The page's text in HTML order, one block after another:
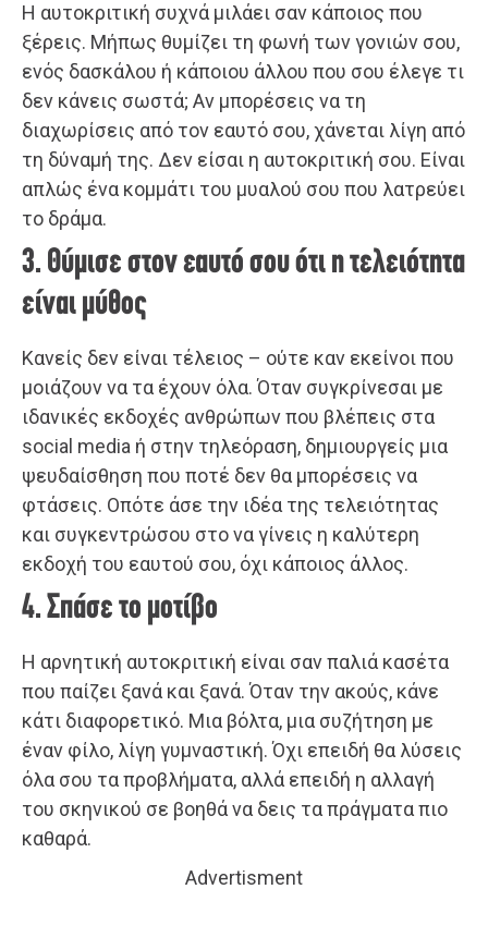
Η αυτοκριτική συχνά μιλάει σαν κάποιος που
ξέρεις. Μήπως θυμίζει τη φωνή των γονιών σου,
ενός δασκάλου ή κάποιου άλλου που σου έλεγε τι
δεν κάνεις σωστά; Αν μπορέσεις να τη
διαχωρίσεις από τον εαυτό σου, χάνεται λίγη από
τη δύναμή της. Δεν είσαι η αυτοκριτική σου. Είναι
απλώς ένα κομμάτι του μυαλού σου που λατρεύει
το δράμα.
3. Θύμισε στον εαυτό σου ότι η τελειότητα
είναι μύθος
Κανείς δεν είναι τέλειος – ούτε καν εκείνοι που
μοιάζουν να τα έχουν όλα. Όταν συγκρίνεσαι με
ιδανικές εκδοχές ανθρώπων που βλέπεις στα
social media ή στην τηλεόραση, δημιουργείς μια
ψευδαίσθηση που ποτέ δεν θα μπορέσεις να
φτάσεις. Οπότε άσε την ιδέα της τελειότητας
και συγκεντρώσου στο να γίνεις η καλύτερη
εκδοχή του εαυτού σου, όχι κάποιος άλλος.
4. Σπάσε το μοτίβο
Η αρνητική αυτοκριτική είναι σαν παλιά κασέτα
που παίζει ξανά και ξανά. Όταν την ακούς, κάνε
κάτι διαφορετικό. Μια βόλτα, μια συζήτηση με
έναν φίλο, λίγη γυμναστική. Όχι επειδή θα λύσεις
όλα σου τα προβλήματα, αλλά επειδή η αλλαγή
του σκηνικού σε βοηθά να δεις τα πράγματα πιο
καθαρά.
Advertisment